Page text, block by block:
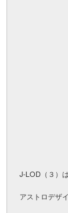
J-LOD（３）
アストロデザ